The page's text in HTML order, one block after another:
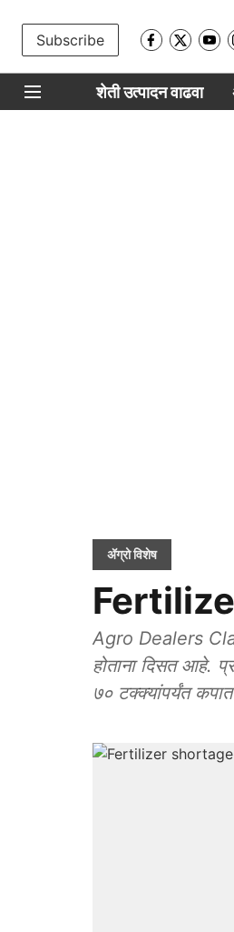
Subscribe
शेती उत्पादन वाढवा
ॲग्रो विशेष
Agro Dealers
होताना दिसत आहे.
७० टक्क्यांपर्यंत